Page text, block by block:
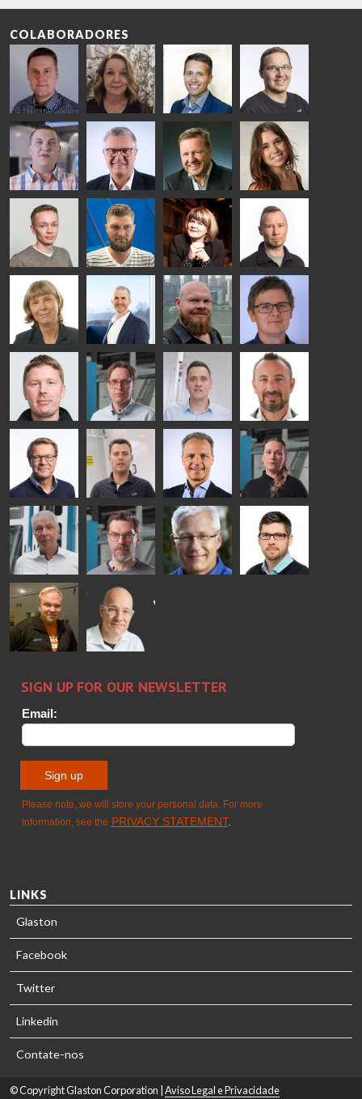
COLABORADORES
Riku Färm
HEAT
TREATMENT
SOLUTIONS
- GLASTON
Mari
Lehtinen
COMMUNICATIONS
- GLASTON
Miika
Äppelqvist
GLASS USE AND
ARCHITECTURE
- GLASTON
Antti
Aronen
GLASTON
Taneli
Ylinen
HEAT
TREATMENT
SOLUTIONS
- GLASTON
Uwe Risle
INSULATING
GLASS
TECHNOLOGY
- GLASTON
Mauri
Saksala
Mar
Garrido
Kalle
Kaijanen
Kuusela
GLASTON
Anna
Holmqvist
GLASTON
Jukka
Immonen
HEAT
TREATMENT
SOLUTIONS
- GLASTON
AgnetaS
COMMUNICATIONS
- GLASTON
Robert
Jenks
Pekka
Lyytikainen
Gennadi
Schadrin
GLASTON
Mikko
Rantala
Antti
Lehtokannas
Matthias
Fenske
Bertrand
Cazes
Simo
Salminen
GLASTON
FINLAND OY
Flavio
Martinho
Peter
Nischwitz
GLASTON
Alessa
Koskinen
Ralf
Wolter
Sakari
Palokangas
TREATMENT
- GLASTON
Timm
LINKS
Glaston
Facebook
Twitter
Linkedin
Contate-nos
© Copyright Glaston Corporation | Aviso Legal e Privacidade